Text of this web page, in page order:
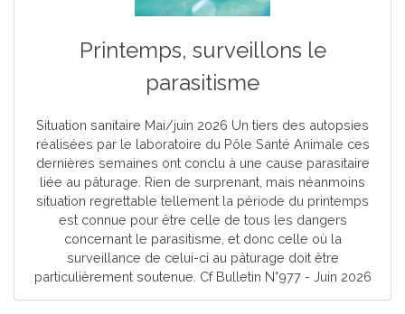
Printemps, surveillons le
parasitisme
Situation sanitaire Mai/juin 2026 Un tiers des autopsies
réalisées par le laboratoire du Pôle Santé Animale ces
dernières semaines ont conclu à une cause parasitaire
liée au pâturage. Rien de surprenant, mais néanmoins
situation regrettable tellement la période du printemps
est connue pour être celle de tous les dangers
concernant le parasitisme, et donc celle où la
surveillance de celui-ci au pâturage doit être
particulièrement soutenue. Cf Bulletin N°977 - Juin 2026